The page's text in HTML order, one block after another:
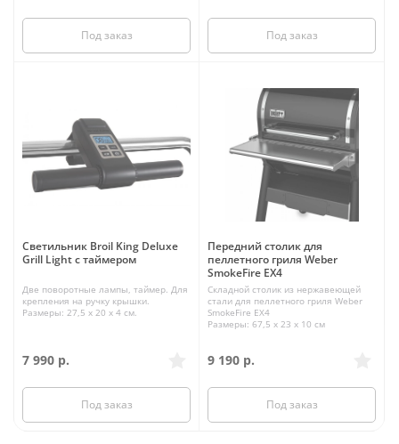
Под заказ Под заказ
Светильник Broil King Deluxe
Grill Light с таймером
Две поворотные лампы, таймер. Для
крепления на ручку крышки.
Размеры: 27,5 x 20 x 4 см.
7 990 р.
Под заказ
Передний столик для
пеллетного гриля Weber
SmokeFire EX4
Складной столик из нержавеющей
стали для пеллетного гриля Weber
SmokeFire EX4
Размеры: 67,5 x 23 x 10 см
9 190 р.
Под заказ